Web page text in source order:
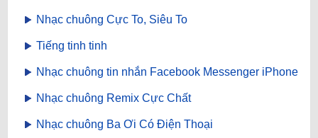
Nhạc chuông Cực To, Siêu To
Tiếng tinh tinh
Nhạc chuông tin nhắn Facebook Messenger iPhone
Nhạc chuông Remix Cực Chất
Nhạc chuông Ba Ơi Có Điện Thoại